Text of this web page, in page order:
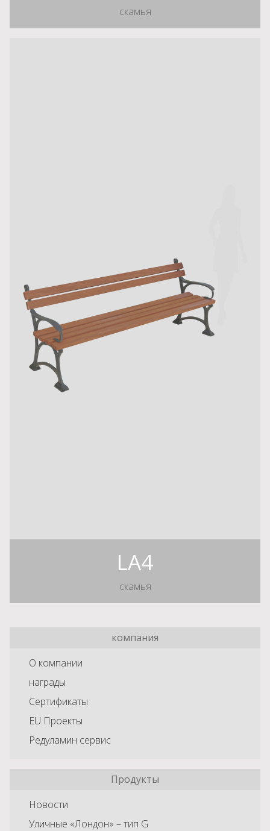
скамья
LA4
скамья
компания
О компании
награды
Сертификаты
EU Проекты
Редуламин сервис
Продукты
Новости
Уличные «Лондон» – тип G